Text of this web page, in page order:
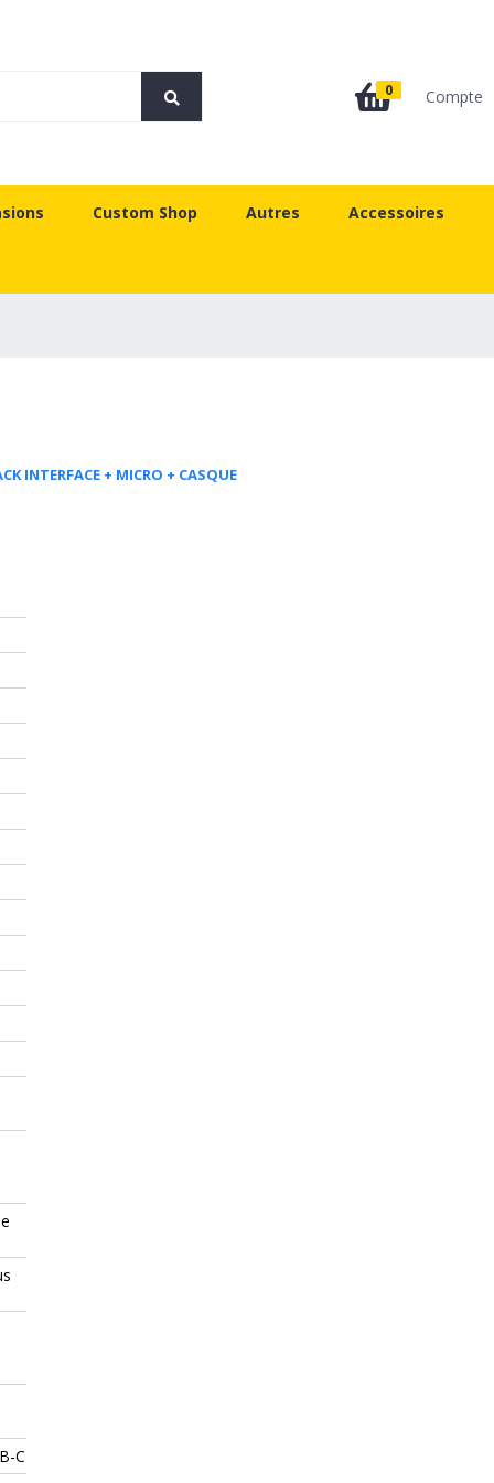
0 Compte
Custom Shop Autres Accessoires
INTERFACE + MICRO + CASQUE
C